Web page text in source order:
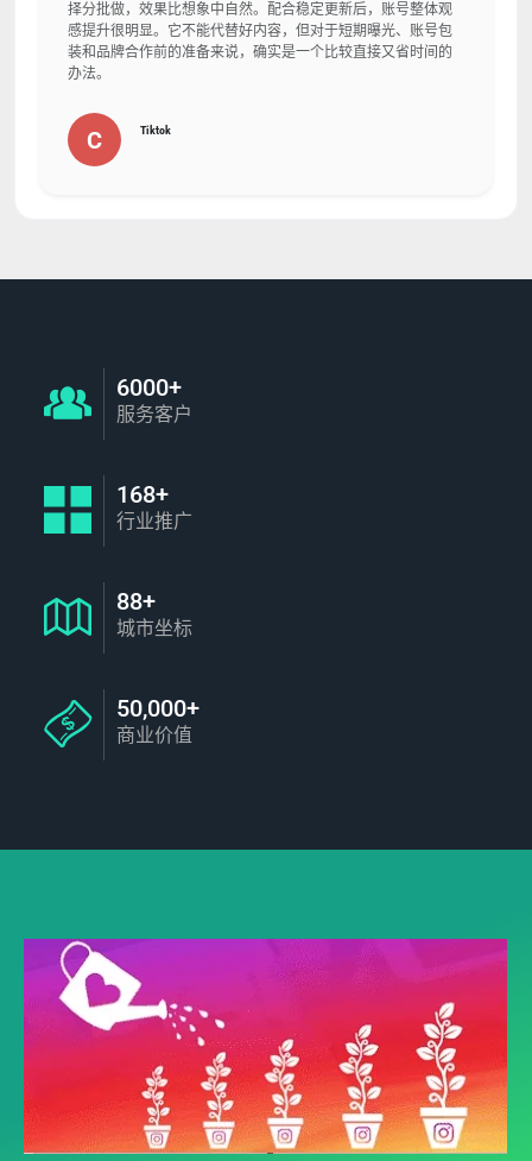
择分批做，效果比想象中自然。配合稳定更新后，账号整体观
感提升很明显。它不能代替好内容，但对于短期曝光、账号包
装和品牌合作前的准备来说，确实是一个比较直接又省时间的
办法。
C Tiktok
6000+
服务客户
168+
行业推广
88+
城市坐标
50,000+
商业价值